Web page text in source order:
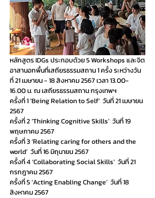
หลักสูตร IDGs ประกอบด้วย 5 Workshops และจิต
อาสานอกพื้นที่เสถียรธรรมสถาน 1 ครั้ง ระหว่างวัน
ที่ 21 เมษายน - 18 สิงหาคม 2567 เวลา 13.00-
16.00 น. ณ เสถียรธรรมสถาน กรุงเทพฯ
ครั้งที่ 1 ‘Being Relation to Self’  วันที่ 21 เมษายน
2567
ครั้งที่ 2 ‘Thinking Cognitive Skills’  วันที่ 19
พฤษภาคม 2567
ครั้งที่ 3 ‘Relating caring for others and the
world’  วันที่ 16 มิถุนายน 2567
ครั้งที่ 4 ‘Collaborating Social Skills’  วันที่ 21
กรกฎาคม 2567
ครั้งที่ 5 ‘Acting Enabling Change’  วันที่ 18
สิงหาคม 2567